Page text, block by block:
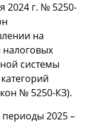
2024 г. № 5250-
на
налоговых
системы
№ 5250-КЗ).
2025 –